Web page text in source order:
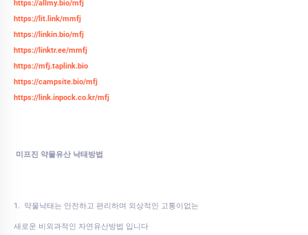
https://allmy.bio/mfj
https://lit.link/mmfj
https://linkin.bio/mfj
https://linktr.ee/mmfj
https://mfj.taplink.bio
https://campsite.bio/mfj
https://link.inpock.co.kr/mfj
미프진 약물유산 낙태방법
1. 약물낙태는 안전하고 편리하며 외상적인 고통이없는
새로운 비외과적인 자연유산방법 입니다